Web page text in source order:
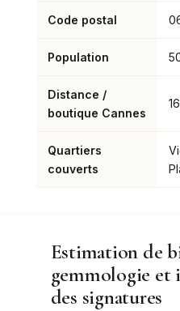
Code postal
Population
Distance /
boutique Cannes
Quartiers
couverts
Estimation de
gemmologie
des signatures